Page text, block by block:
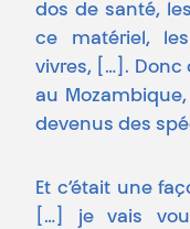
dos de santé,
ce matériel,
vivres, […]. Donc
au
devenus des
Et c’était une
[…] je vais